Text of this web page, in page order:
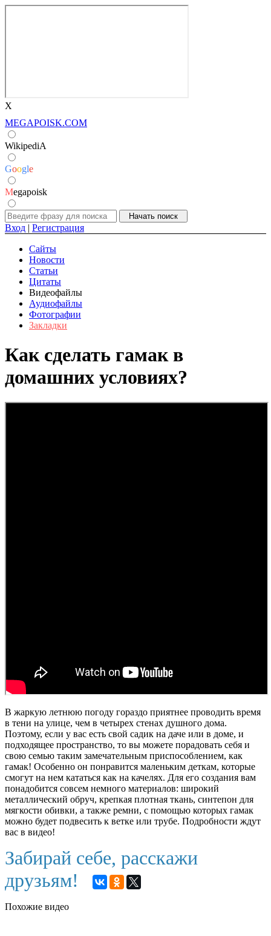
X
MEGAPOISK.COM
WikipediA
Google
Megapoisk
Вход | Регистрация
Сайты
Новости
Статьи
Цитаты
Видеофайлы
Аудиофайлы
Фотографии
Закладки
Как сделать гамак в
домашних условиях?
В жаркую летнюю погоду гораздо приятнее проводить время
в тени на улице, чем в четырех стенах душного дома.
Поэтому, если у вас есть свой садик на даче или в доме, и
подходящее пространство, то вы можете порадовать себя и
свою семью таким замечательным приспособлением, как
гамак! Особенно он понравится маленьким деткам, которые
смогут на нем кататься как на качелях. Для его создания вам
понадобится совсем немного материалов: широкий
металлический обруч, крепкая плотная ткань, синтепон для
мягкости обивки, а также ремни, с помощью которых гамак
можно будет подвесить к ветке или трубе. Подробности ждут
вас в видео!
Забирай себе, расскажи
друзьям!
Похожие видео